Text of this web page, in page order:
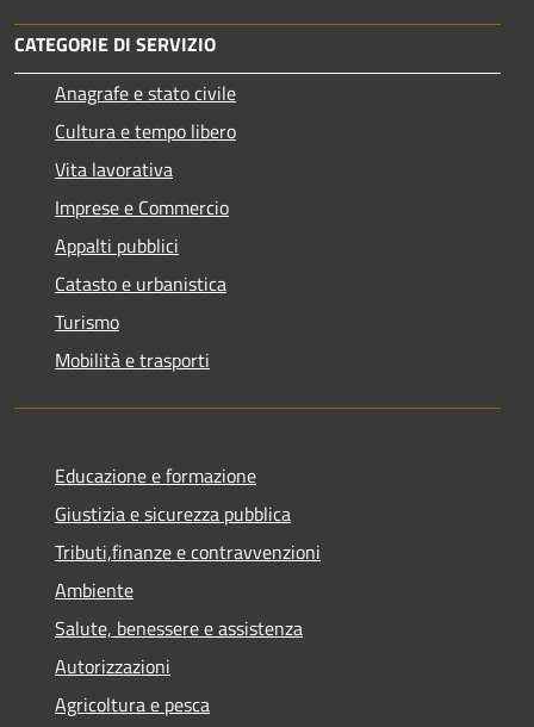
CATEGORIE DI SERVIZIO
Anagrafe e stato civile
Cultura e tempo libero
Vita lavorativa
Imprese e Commercio
Appalti pubblici
Catasto e urbanistica
Turismo
Mobilità e trasporti
Educazione e formazione
Giustizia e sicurezza pubblica
Tributi,finanze e contravvenzioni
Ambiente
Salute, benessere e assistenza
Autorizzazioni
Agricoltura e pesca